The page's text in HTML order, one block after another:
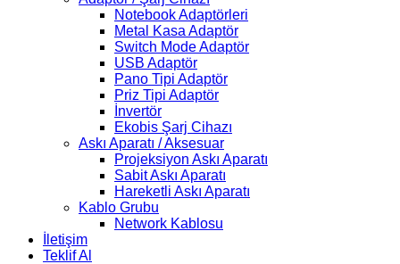
Notebook Adaptörleri
Metal Kasa Adaptör
Switch Mode Adaptör
USB Adaptör
Pano Tipi Adaptör
Priz Tipi Adaptör
İnvertör
Ekobis Şarj Cihazı
Askı Aparatı / Aksesuar
Projeksiyon Askı Aparatı
Sabit Askı Aparatı
Hareketli Askı Aparatı
Kablo Grubu
Network Kablosu
İletişim
Teklif Al